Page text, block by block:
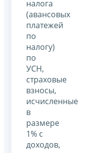
налога
(авансовых
платежей
по
налогу)
по
УСН,
страховые
взносы,
исчисленные
в
размере
1% с
доходов,